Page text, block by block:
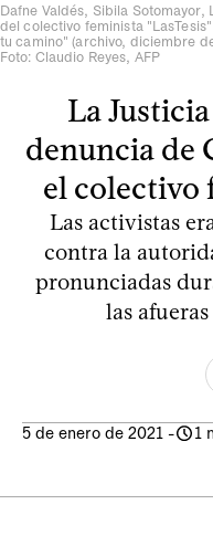
Dafne Valdés, Sibila Sotomayor,
del colectivo feminista
tu camino" (archivo, diciembre
Foto: Claudio Reyes, AFP
La
denuncia de
el colectivo
Las activistas
contra la
pronunciadas
las
5 de enero de 2021 - 1